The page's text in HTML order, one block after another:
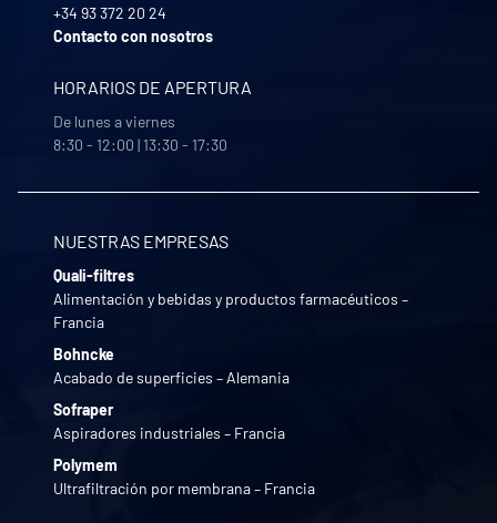
+34 93 372 20 24
Contacto con nosotros
HORARIOS DE APERTURA
De lunes a viernes
8:30 - 12:00 | 13:30 - 17:30
NUESTRAS EMPRESAS
Quali-filtres
Alimentación y bebidas y productos farmacéuticos –
Francia
Bohncke
Acabado de superficies – Alemania
Sofraper
Aspiradores industriales – Francia
Polymem
Ultrafiltración por membrana – Francia